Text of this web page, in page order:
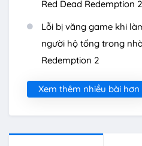
Red Dead Redemption
Lỗi bị văng game khi
người hộ tống trong
Redemption 2
Xem thêm nhiều bài hơn